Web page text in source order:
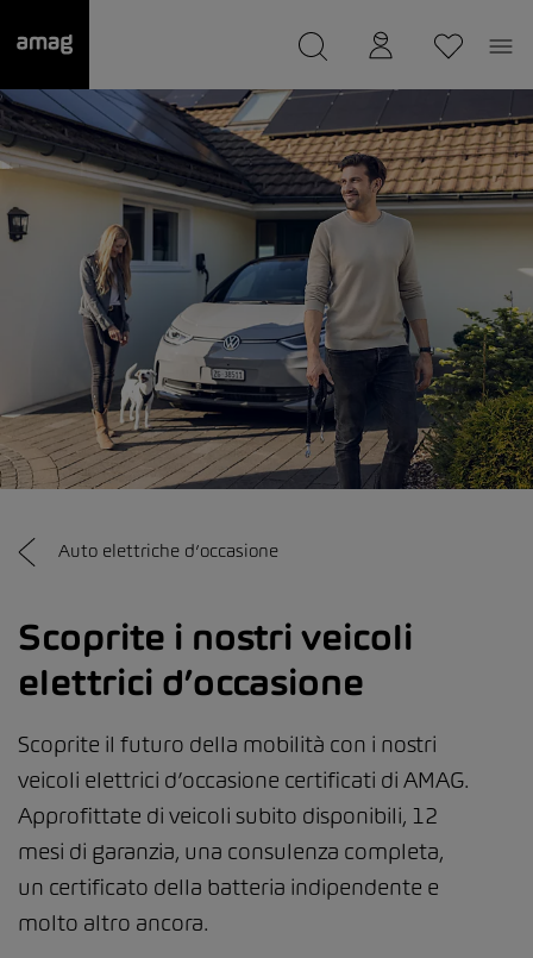
Il suo garage è stato salvato
Auto elettriche d’occasione
Scoprite i nostri veicoli
elettrici d’occasione
Scoprite il futuro della mobilità con i nostri
veicoli elettrici d’occasione certificati di AMAG.
Approfittate di veicoli subito disponibili, 12
mesi di garanzia, una consulenza completa,
un certificato della batteria indipendente e
molto altro ancora.